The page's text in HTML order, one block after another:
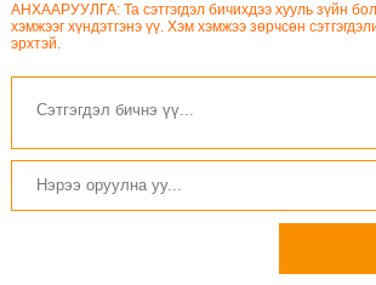
АНХААРУУЛГА: Та сэтгэгдэл бичихдээ хууль зүйн
хэмжээг хүндэтгэнэ үү. Хэм хэмжээ зөрчсөн
эрхтэй.